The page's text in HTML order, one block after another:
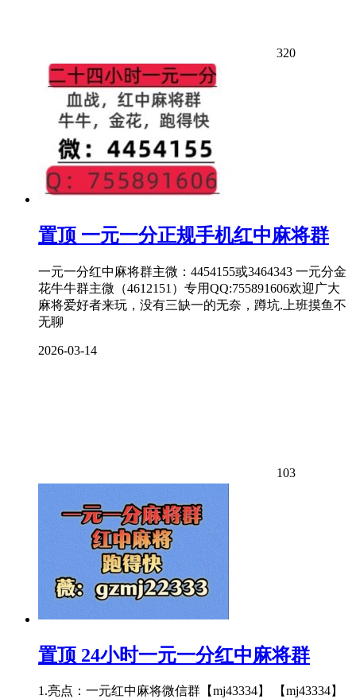
320
置顶 一元一分正规手机红中麻将群
一元一分红中麻将群主微：4454155或3464343 一元分金
花牛牛群主微（4612151）专用QQ:755891606欢迎广大
麻将爱好者来玩，没有三缺一的无奈，蹲坑.上班摸鱼不
无聊
2026-03-14
103
置顶 24小时一元一分红中麻将群
1.亮点：一元红中麻将微信群【mj43334】 【mj43334】